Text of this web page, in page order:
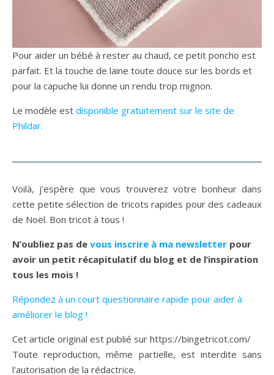
Pour aider un bébé à rester au chaud, ce petit poncho est
parfait. Et la touche de laine toute douce sur les bords et
pour la capuche lui donne un rendu trop mignon.
Le modèle est disponible gratuitement sur le site de
Phildar.
Voilà, j’espère que vous trouverez votre bonheur dans
cette petite sélection de tricots rapides pour des cadeaux
de Noël. Bon tricot à tous !
N’oubliez pas de vous inscrire à ma newsletter pour
avoir un petit récapitulatif du blog et de l’inspiration
tous les mois !
Répondez à un court questionnaire rapide pour aider à
améliorer le blog !
Cet article original est publié sur https://bingetricot.com/
Toute reproduction, même partielle, est interdite sans
l'autorisation de la rédactrice.